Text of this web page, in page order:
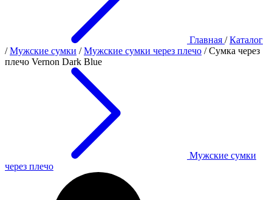
Главная / Каталог
/ Мужские сумки / Мужские сумки через плечо / Сумка через
плечо Vernon Dark Blue
Мужские сумки
через плечо